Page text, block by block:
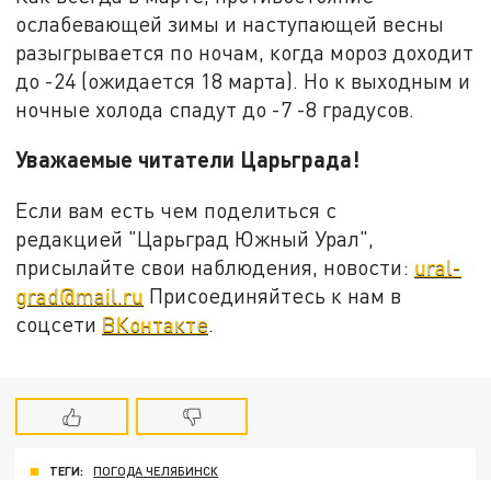
ослабевающей зимы и наступающей весны
разыгрывается по ночам, когда мороз доходит
до -24 (ожидается 18 марта). Но к выходным и
ночные холода спадут до -7 -8 градусов.
Уважаемые читатели Царьграда!
Если вам есть чем поделиться с
редакцией "Царьград Южный Урал",
присылайте свои наблюдения, новости: ural-
grad@mail.ru Присоединяйтесь к нам в
соцсети ВКонтакте.
ТЕГИ: ПОГОДА ЧЕЛЯБИНСК